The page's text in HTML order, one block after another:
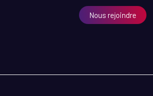
Nous rejoindre